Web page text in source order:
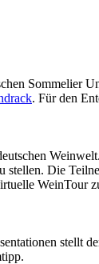
Sommelier
. Für den
Die
WeinTour
stellt